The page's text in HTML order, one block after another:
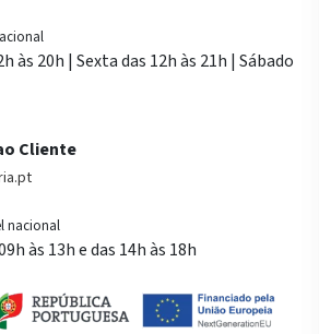
às 20h | Sexta das 12h às 21h | Sábado
Cliente
nacional
às 13h e das 14h às 18h